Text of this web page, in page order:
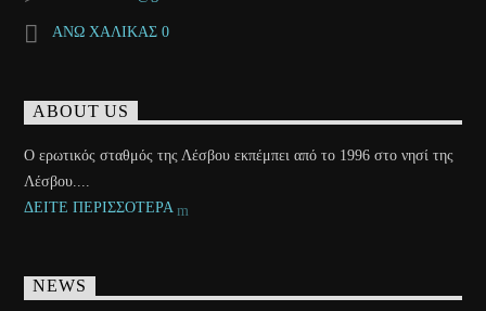
ΑΝΩ ΧΑΛΙΚΑΣ 0
ABOUT US
Ο ερωτικός σταθμός της Λέσβου εκπέμπει από το 1996 στο νησί της
Λέσβου....
ΔΕΙΤΕ ΠΕΡΙΣΣΟΤΕΡΑ
NEWS